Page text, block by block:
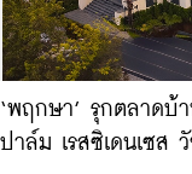
‘พฤกษา’ รุกตลาดบ้
ปาล์ม เรสซิเดนเซส